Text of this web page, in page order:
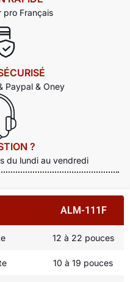
pro Français
Paypal & Oney
?
du lundi au vendredi
ALM-111F
12 à 22 pouces
10 à 19 pouces